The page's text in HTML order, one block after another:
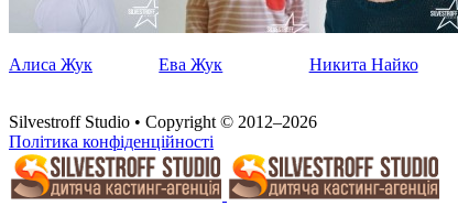
Алиса Жук Ева Жук Никита Найко
Silvestroff Studio • Copyright © 2012–2026
Політика конфіденційності